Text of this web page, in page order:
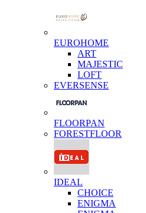
EUROHOME
ART
MAJESTIC
LOFT
EVERSENSE
FLOORPAN
FORESTFLOOR
IDEAL
CHOICE
ENIGMA